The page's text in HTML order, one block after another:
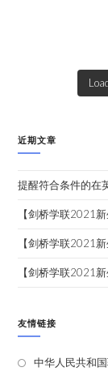
近期文章
提醒符合条件的在
【剑桥学联2021
【剑桥学联2021
【剑桥学联2021
友情链接
中华人民共和